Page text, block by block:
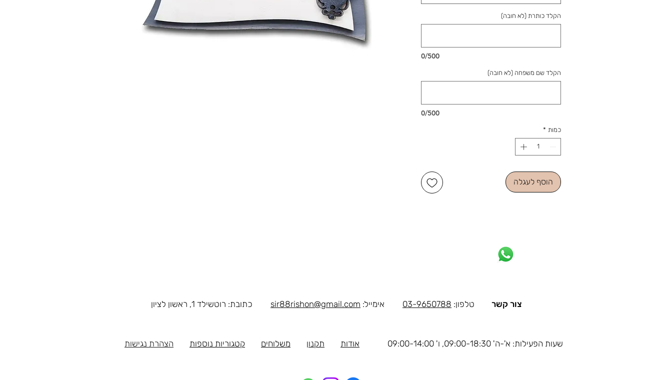
מאז 1988: מלאכה שמתחדשת עם כל דור,
ומתנה שמוכנה בזמן לשמחה. נפגשים בשמחות.
הקלד כותרת (לא חובה)
0/500
הקלד שם משפחה (לא חובה)
0/500
כמות *
הוסף לעגלה
כתובת: רוטשילד 1, ראשון לציון אימייל: sir88rishon@gmail.com טלפון: 03-9650788 צור קשר
אודות תקנון משלוחים קטגוריות נוספות הצהרת נגישות שעות הפעילות: א'-ה' 09:00-18:30, ו' 09:00-14:00